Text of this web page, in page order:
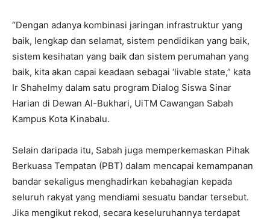
“Dengan adanya kombinasi jaringan infrastruktur yang
baik, lengkap dan selamat, sistem pendidikan yang baik,
sistem kesihatan yang baik dan sistem perumahan yang
baik, kita akan capai keadaan sebagai ‘livable state,” kata
Ir Shahelmy dalam satu program Dialog Siswa Sinar
Harian di Dewan Al-Bukhari, UiTM Cawangan Sabah
Kampus Kota Kinabalu.
Selain daripada itu, Sabah juga memperkemaskan Pihak
Berkuasa Tempatan (PBT) dalam mencapai kemampanan
bandar sekaligus menghadirkan kebahagian kepada
seluruh rakyat yang mendiami sesuatu bandar tersebut.
Jika mengikut rekod, secara keseluruhannya terdapat